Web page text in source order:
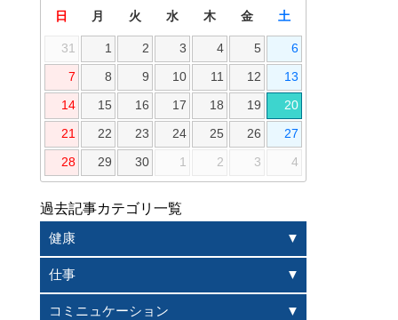
日 月 火 水 木 金 土
31 1 2 3 4 5 6
7 8 9 10 11 12 13
14 15 16 17 18 19 20
21 22 23 24 25 26 27
28 29 30 1 2 3 4
過去記事カテゴリ一覧
健康
仕事
コミニュケーション